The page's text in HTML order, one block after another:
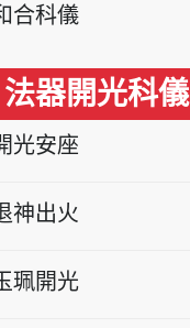
合科儀
器開光科儀
光安座
神出火
珮開光